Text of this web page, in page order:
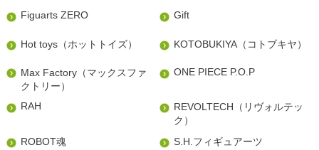
Figuarts ZERO Gift
Hot toys（ホットトイズ） KOTOBUKIYA（コトブキヤ）
Max Factory（マックスファ
クトリー）
ONE PIECE P.O.P
RAH
REVOLTECH（リヴォルテッ
ク）
ROBOT魂
S.H.フィギュアーツ